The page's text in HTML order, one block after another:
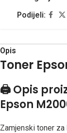
Podijeli:
Opis
Toner
🖨️Opis
Epson
Zamjenski toner za